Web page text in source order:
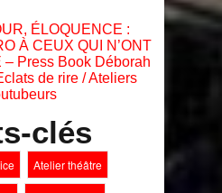
ÉLOQUENCE :
À CEUX QUI N’ONT
– Press Book Déborah
de rire / Ateliers
clés
Atelier théâtre